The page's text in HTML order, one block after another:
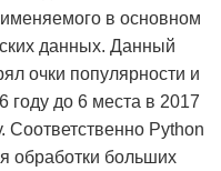
в основном
данных. Данный
очки популярности и
году до 6 места в 2017
Соответственно Python
обработки больших